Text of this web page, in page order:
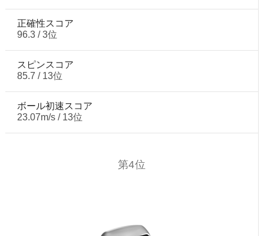
正確性スコア
96.3 / 3位
スピンスコア
85.7 / 13位
ボール初速スコア
23.07m/s / 13位
第4位